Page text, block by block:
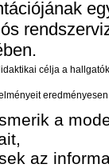
célja a
a
az